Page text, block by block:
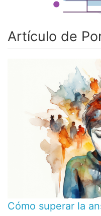
Artículo de
Cómo superar la